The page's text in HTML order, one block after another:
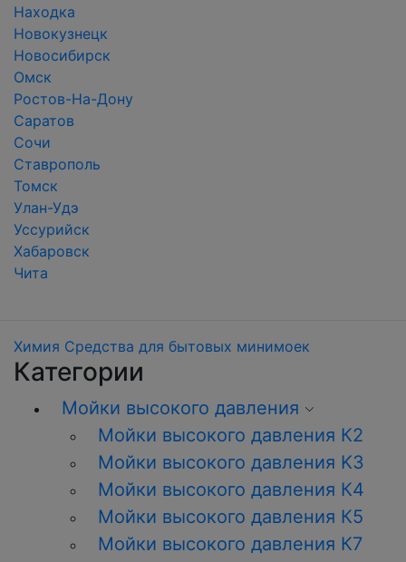
Находка
Новокузнецк
Новосибирск
Омск
Ростов-На-Дону
Саратов
Сочи
Ставрополь
Томск
Улан-Удэ
Уссурийск
Хабаровск
Чита
Химия Средства для бытовых минимоек
Категории
Мойки высокого давления
Мойки высокого давления К2
Мойки высокого давления K3
Мойки высокого давления К4
Мойки высокого давления К5
Мойки высокого давления К7